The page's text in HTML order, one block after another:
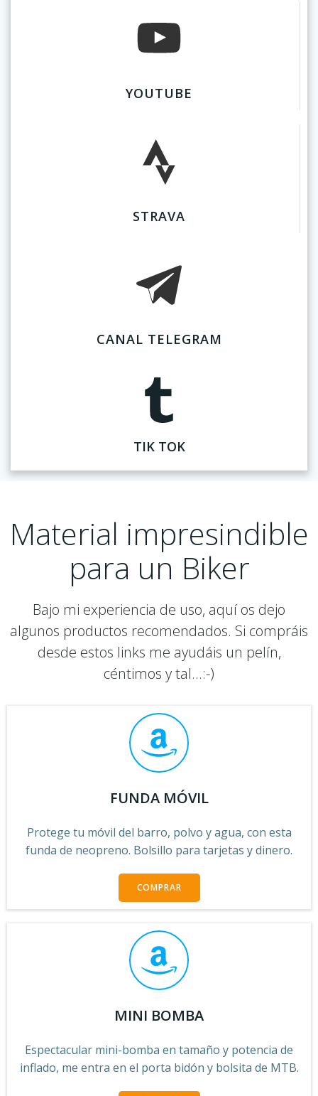
YOUTUBE
STRAVA
CANAL TELEGRAM
TIK TOK
Material impresindible
para un Biker
Bajo mi experiencia de uso, aquí os dejo
algunos productos recomendados. Si compráis
desde estos links me ayudáis un pelín,
céntimos y tal...:-)
FUNDA MÓVIL
Protege tu móvil del barro, polvo y agua, con esta
funda de neopreno. Bolsillo para tarjetas y dinero.
COMPRAR
MINI BOMBA
Espectacular mini-bomba en tamaño y potencia de
inflado, me entra en el porta bidón y bolsita de MTB.